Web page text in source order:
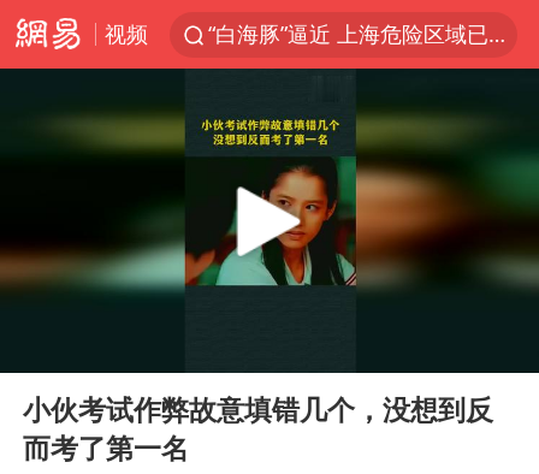
视频
“白海豚”逼近 上海危险区域已转移3.03万人
“白海豚”最新位置公布
上海大部迎大暴雨
渤海首个千亿方大气田Ⅰ期全面投产
方桃子代言广告视频已下架
Play
小伙考试作弊故意填错几个，没想到反
而考了第一名